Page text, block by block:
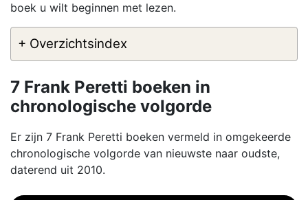
boek u wilt beginnen met lezen.
+ Overzichtsindex
7 Frank Peretti boeken in
chronologische volgorde
Er zijn 7 Frank Peretti boeken vermeld in omgekeerde
chronologische volgorde van nieuwste naar oudste,
daterend uit 2010.